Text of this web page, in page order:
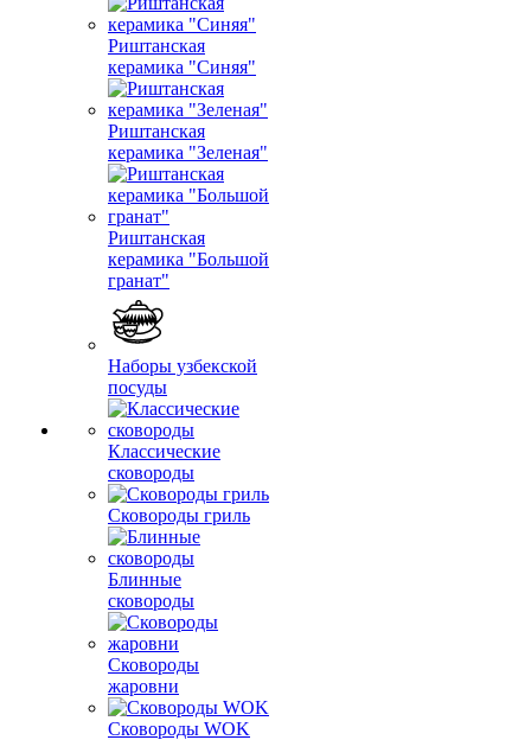
Риштанская
керамика "Синяя"
Риштанская
керамика "Зеленая"
Риштанская
керамика "Большой
гранат"
Наборы узбекской
посуды
Классические
сковороды
Сковороды гриль
Блинные
сковороды
Сковороды
жаровни
Сковороды WOK